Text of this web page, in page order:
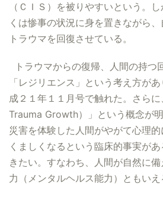
（ＣＩＳ）を被りやすいという。
くは惨事の状況に身を置きながら
トラウマを回復させている。
トラウマからの復帰、人間の持つ
「レジリエンス」という考え方が
成２１年１１月号で触れた。さら
Trauma Growth）」という概念が明
災害を体験した人間がやがて心理
くましくなるという臨床的事実が
きたい。すなわち、人間が自然に
力（メンタルヘルス能力）ともいえ